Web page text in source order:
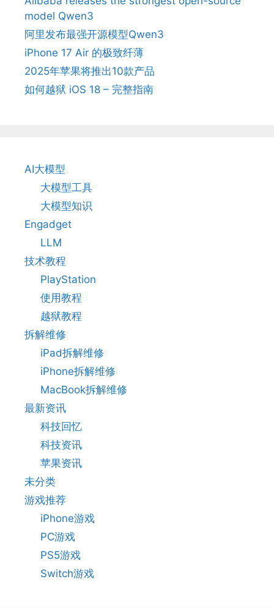
model Qwen3
阿里发布最强开源模型Qwen3
iPhone 17 Air 的极致纤薄
2025年苹果将推出10款产品
如何越狱 iOS 18 – 完整指南
AI大模型
大模型工具
大模型知识
Engadget
LLM
技术教程
PlayStation
使用教程
越狱教程
拆解维修
iPad拆解维修
iPhone拆解维修
MacBook拆解维修
最新资讯
科技回忆
科技资讯
苹果资讯
未分类
游戏推荐
iPhone游戏
PC游戏
PS5游戏
Switch游戏